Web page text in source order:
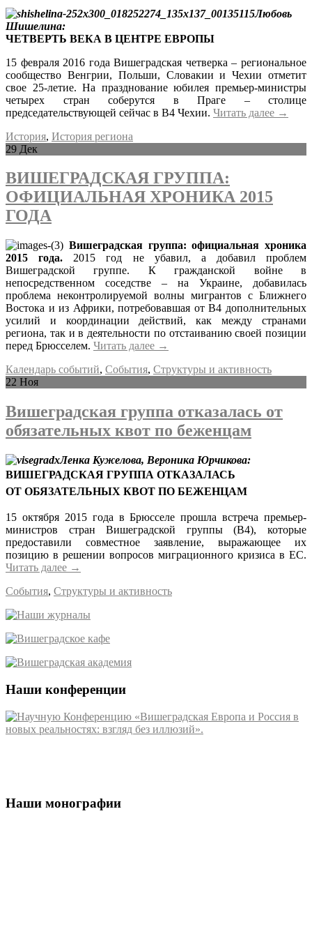
Любовь
Шишелина:
ЧЕТВЕРТЬ ВЕКА В ЦЕНТРЕ ЕВРОПЫ
15 февраля 2016 года Вишеградская четверка – региональное
сообщество Венгрии, Польши, Словакии и Чехии отметит
свое 25-летие. На празднование юбилея премьер-министры
четырех стран соберутся в Праге – столице
председательствующей сейчас в В4 Чехии. Читать далее →
История, История региона
29 Дек
ВИШЕГРАДСКАЯ ГРУППА:
ОФИЦИАЛЬНАЯ ХРОНИКА 2015
ГОДА
Вишеградская группа: официальная хроника
2015 года. 2015 год не убавил, а добавил проблем
Вишеградской группе. К гражданской войне в
непосредственном соседстве – на Украине, добавилась
проблема неконтролируемой волны мигрантов с Ближнего
Востока и из Африки, потребовавшая от В4 дополнительных
усилий и координации действий, как между странами
региона, так и в деятельности по отстаиванию своей позиции
перед Брюсселем. Читать далее →
Календарь событий, События, Структуры и активность
22 Ноя
Вишеградская группа отказалась от
обязательных квот по беженцам
Ленка Кужелова, Вероника Юрчикова:
ВИШЕГРАДСКАЯ ГРУППА ОТКАЗАЛАСЬ
ОТ ОБЯЗАТЕЛЬНЫХ КВОТ ПО БЕЖЕНЦАМ
15 октября 2015 года в Брюсселе прошла встреча премьер-
министров стран Вишеградской группы (В4), которые
предоставили совместное заявление, выражающее их
позицию в решении вопросов миграционного кризиса в ЕС.
Читать далее →
События, Структуры и активность
Наши конференции
Наши монографии